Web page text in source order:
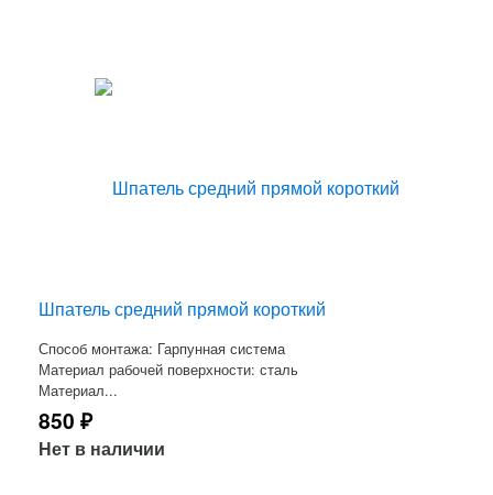
Шпатель средний прямой короткий
Способ монтажа: Гарпунная система
Материал рабочей поверхности: сталь
Материал...
850 ₽
Нет в наличии